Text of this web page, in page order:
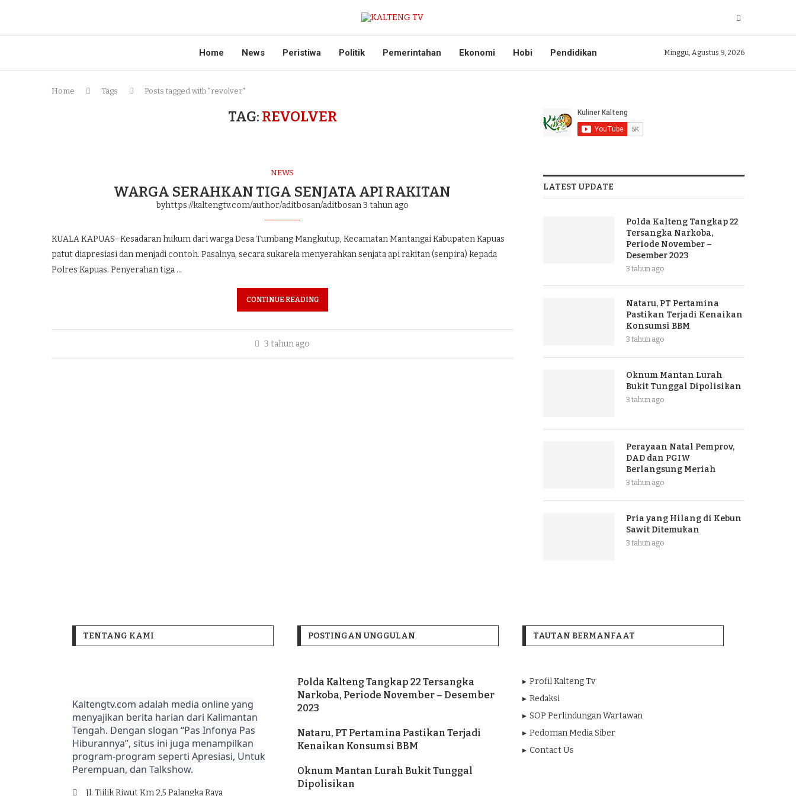
Home News Peristiwa Politik Pemerintahan Ekonomi Hobi Pendidikan Minggu, Agustus 9, 2026
Home Tags Posts tagged with "revolver"
TAG: REVOLVER
NEWS
WARGA SERAHKAN TIGA SENJATA API RAKITAN
byhttps://kaltengtv.com/author/aditbosan/aditbosan3 tahun ago
KUALA KAPUAS–Kesadaran hukum dari warga Desa Tumbang Mangkutup, Kecamatan Mantangai Kabupaten Kapuas
patut diapresiasi dan menjadi contoh. Pasalnya, secara sukarela menyerahkan senjata api rakitan (senpira) kepada
Polres Kapuas. Penyerahan tiga …
CONTINUE READING
3 tahun ago
LATEST UPDATE
Polda Kalteng Tangkap 22
Tersangka Narkoba,
Periode November –
Desember 2023
3 tahun ago
Nataru, PT Pertamina
Pastikan Terjadi Kenaikan
Konsumsi BBM
3 tahun ago
Oknum Mantan Lurah
Bukit Tunggal Dipolisikan
3 tahun ago
Perayaan Natal Pemprov,
DAD dan PGIW
Berlangsung Meriah
3 tahun ago
Pria yang Hilang di Kebun
Sawit Ditemukan
3 tahun ago
TENTANG KAMI
Kaltengtv.com adalah media online yang
menyajikan berita harian dari Kalimantan
Tengah. Dengan slogan “Pas Infonya Pas
Hiburannya”, situs ini juga menampilkan
program-program seperti Apresiasi, Untuk
Perempuan, dan Talkshow.
Jl. Tjilik Riwut Km 2,5 Palangka Raya
POSTINGAN UNGGULAN
Polda Kalteng Tangkap 22 Tersangka
Narkoba, Periode November – Desember
2023
Nataru, PT Pertamina Pastikan Terjadi
Kenaikan Konsumsi BBM
Oknum Mantan Lurah Bukit Tunggal
Dipolisikan
TAUTAN BERMANFAAT
Profil Kalteng Tv
Redaksi
SOP Perlindungan Wartawan
Pedoman Media Siber
Contact Us